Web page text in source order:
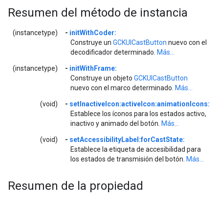
Resumen del método de instancia
(instancetype) - initWithCoder:
Construye un GCKUICastButton nuevo con el
decodificador determinado. Más...
(instancetype) - initWithFrame:
Construye un objeto GCKUICastButton
nuevo con el marco determinado. Más...
(void) - setInactiveIcon:activeIcon:animationIcons:
Establece los íconos para los estados activo,
inactivo y animado del botón. Más...
(void) - setAccessibilityLabel:forCastState:
Establece la etiqueta de accesibilidad para
los estados de transmisión del botón. Más...
Resumen de la propiedad